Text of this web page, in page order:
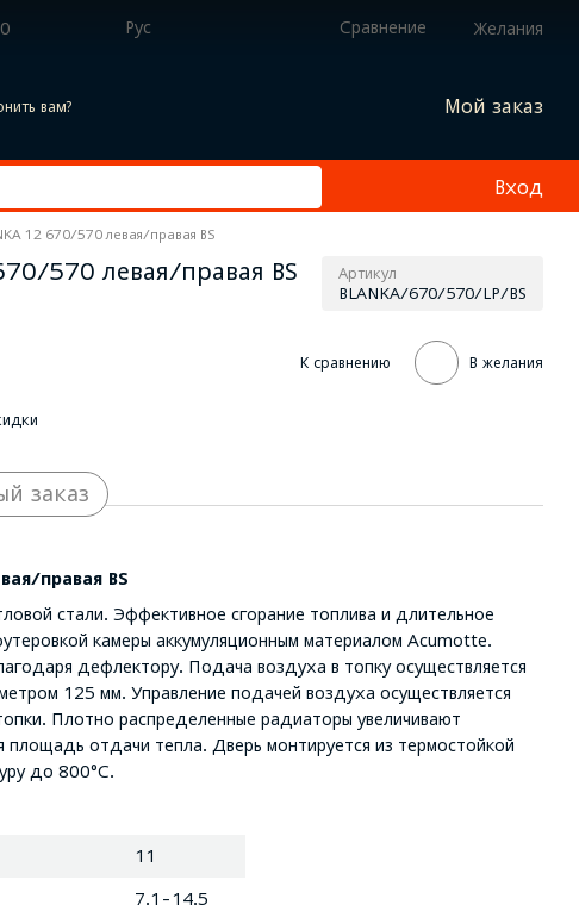
Рус Сравнение Желания
вам? Мой заказ
Вход
12 670/570 левая/правая BS
570 левая/правая BS Артикул
BLANKA/670/570/LP/BS
К сравнению В желания
заказ
правая BS
стали. Эффективное сгорание топлива и длительное
камеры аккумуляционным материалом Acumotte.
дефлектору. Подача воздуха в топку осуществляется
125 мм. Управление подачей воздуха осуществляется
Плотно распределенные радиаторы увеличивают
площадь отдачи тепла. Дверь монтируется из термостойкой
до 800°C.
11
7.1-14.5